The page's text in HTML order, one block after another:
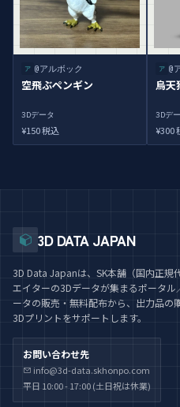
ア @アルボック
空飛ぶペンギン
3Dデータ
¥150 税込
ア @
烏天
3Dデ
¥300
3D DATA JAPAN
3D Data Japanは、SK本舗（国内正規
エイターの3Dデータが集まるポータ
ータの販売・無料配布から、出力品の
3Dプリントをサポートします。
お問い合わせ先
info@3d-data.skhonpo.com
平日 10:00 - 17:00 (土日祝は休業)